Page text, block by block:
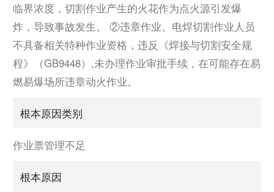
临界浓度，切割作业产生的火花作为点火源引发爆
炸，导致事故发生。 ②违章作业。电焊切割作业人员
不具备相关特种作业资格，违反《焊接与切割安全规
程》（GB9448）,未办理作业审批手续，在可能存在易
燃易爆场所违章动火作业。
根本原因类别
作业票管理不足
根本原因